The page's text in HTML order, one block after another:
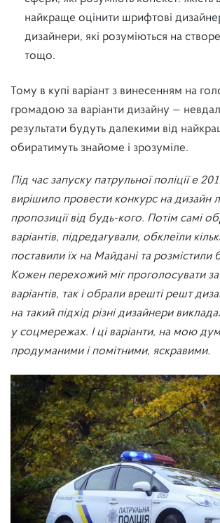
найкраще оцінити шрифтові
дизайнери, які розуміються на
тощо.
Тому в купі варіант з винесенням на
громадою за варіанти дизайну —
результати будуть далекими від
обиратимуть знайоме і зрозуміле.
Під час запуску патрульної поліції e
вирішило провести конкурс на дизайн
пропозиції від будь-кого. Потім самі
варіантів, підредагували, обклеїли
поставили їх на Майдані та розмістили
Кожен перехожий міг проголосувати
варіантів, так і обрали врешті решт
на такий підхід різні дизайнери
у соцмережах. І ці варіанти, на мою
продуманими і помітними, яскравими.